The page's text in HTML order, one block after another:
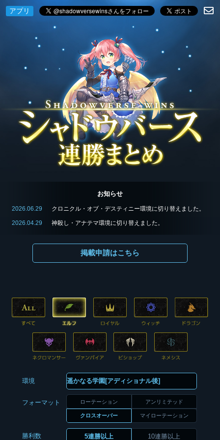
アプリ
お知らせ
2026.06.29 クロニクル・オブ・デスティニー環境に切り替えました。
2026.04.29 神殺し・アナテマ環境に切り替えました。
掲載申請はこちら
環境
フォーマット ローテーション アンリミテッド
クロスオーバー マイローテーション
勝利数 5連勝以上 10連勝以上